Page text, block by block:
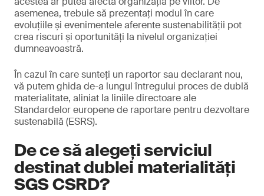
asemenea, trebuie să prezentați modul în care
evoluțiile și evenimentele aferente sustenabilității pot
crea riscuri și oportunități la nivelul organizației
dumneavoastră.
În cazul în care sunteți un raportor sau declarant nou,
vă putem ghida de-a lungul întregului proces de dublă
materialitate, aliniat la liniile directoare ale
Standardelor europene de raportare pentru dezvoltare
sustenabilă (ESRS).
De ce să alegeți serviciul
destinat dublei materialități
SGS CSRD?